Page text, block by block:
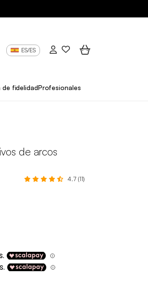
ES/ES
de fidelidadProfesionales
de arcos
4.7 (11)